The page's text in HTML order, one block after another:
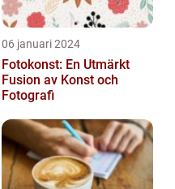
06 januari 2024
Fotokonst: En Utmärkt
Fusion av Konst och
Fotografi